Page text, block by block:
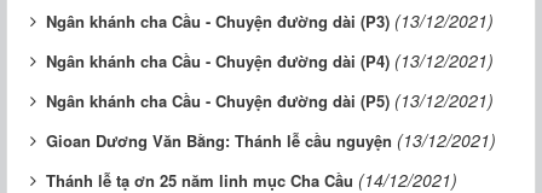
Ngân khánh cha Cầu - Chuyện đường dài (P3) (13/12/2021)
Ngân khánh cha Cầu - Chuyện đường dài (P4) (13/12/2021)
Ngân khánh cha Cầu - Chuyện đường dài (P5) (13/12/2021)
Gioan Dương Văn Bằng: Thánh lễ cầu nguyện (13/12/2021)
Thánh lễ tạ ơn 25 năm linh mục Cha Cầu (14/12/2021)